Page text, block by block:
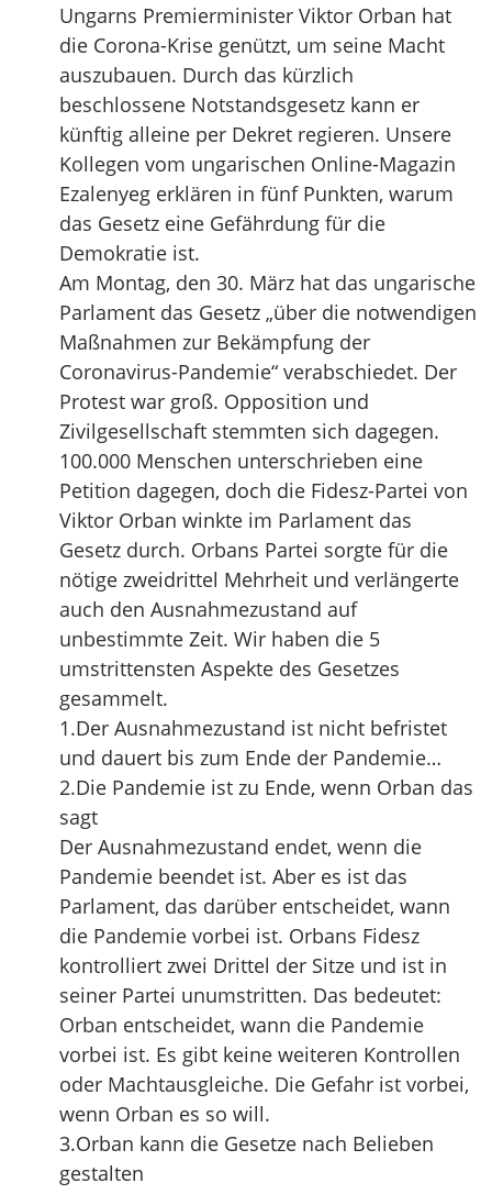
Ungarns Premierminister Viktor Orban hat
die Corona-Krise genützt, um seine Macht
auszubauen. Durch das kürzlich
beschlossene Notstandsgesetz kann er
künftig alleine per Dekret regieren. Unsere
Kollegen vom ungarischen Online-Magazin
Ezalenyeg erklären in fünf Punkten, warum
das Gesetz eine Gefährdung für die
Demokratie ist.
Am Montag, den 30. März hat das ungarische
Parlament das Gesetz „über die notwendigen
Maßnahmen zur Bekämpfung der
Coronavirus-Pandemie“ verabschiedet. Der
Protest war groß. Opposition und
Zivilgesellschaft stemmten sich dagegen.
100.000 Menschen unterschrieben eine
Petition dagegen, doch die Fidesz-Partei von
Viktor Orban winkte im Parlament das
Gesetz durch. Orbans Partei sorgte für die
nötige zweidrittel Mehrheit und verlängerte
auch den Ausnahmezustand auf
unbestimmte Zeit. Wir haben die 5
umstrittensten Aspekte des Gesetzes
gesammelt.
1.Der Ausnahmezustand ist nicht befristet
und dauert bis zum Ende der Pandemie…
2.Die Pandemie ist zu Ende, wenn Orban das
sagt
Der Ausnahmezustand endet, wenn die
Pandemie beendet ist. Aber es ist das
Parlament, das darüber entscheidet, wann
die Pandemie vorbei ist. Orbans Fidesz
kontrolliert zwei Drittel der Sitze und ist in
seiner Partei unumstritten. Das bedeutet:
Orban entscheidet, wann die Pandemie
vorbei ist. Es gibt keine weiteren Kontrollen
oder Machtausgleiche. Die Gefahr ist vorbei,
wenn Orban es so will.
3.Orban kann die Gesetze nach Belieben
gestalten